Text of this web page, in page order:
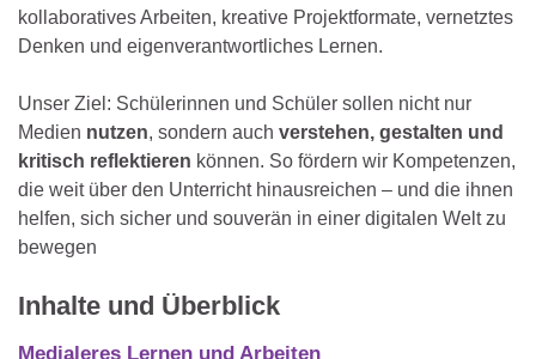
kollaboratives Arbeiten, kreative Projektformate, vernetztes
Denken und eigenverantwortliches Lernen.
Unser Ziel: Schülerinnen und Schüler sollen nicht nur
Medien nutzen, sondern auch verstehen, gestalten und
kritisch reflektieren können. So fördern wir Kompetenzen,
die weit über den Unterricht hinausreichen – und die ihnen
helfen, sich sicher und souverän in einer digitalen Welt zu
bewegen
Inhalte und Überblick
Medialeres Lernen und Arbeiten